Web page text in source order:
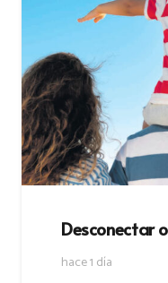
Desconectar
hace 1 día